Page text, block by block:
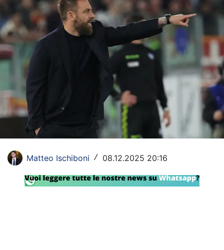
Social
Calcio
Serie A
Champions League
Europa League
Altri Sport
Formula 1
Tennis
Vela
Matteo Ischiboni / 08.12.2025 20:16